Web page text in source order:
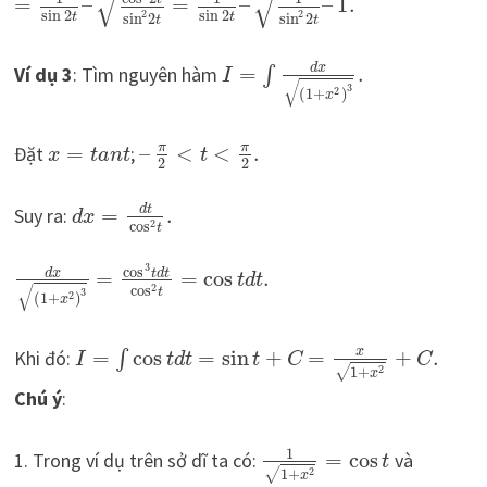
= sin2t –
sin22t
= sin 2t –
sin22t
– 1.
Ví dụ 3: Tìm nguyên hàm I = ∫ dx
(1+x2 )3
√
.
Đặt x = tant;– π
2 < t < π
2 .
Suy ra: dx = dt
cos2t
.
dx
(1+x2)3
√
= cos3tdt
cos2t
= cos tdt.
Khi đó: I = ∫ cos tdt = sint + C = x
1+x2
√
+ C.
Chú ý:
1. Trong ví dụ trên sở dĩ ta có:
1
1+x2
√
= cost và